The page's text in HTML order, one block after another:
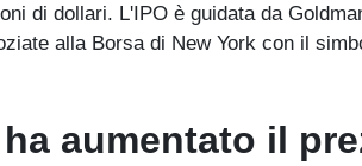
di dollari. L'IPO è guidata da
alla Borsa di New York con il
aumentato il